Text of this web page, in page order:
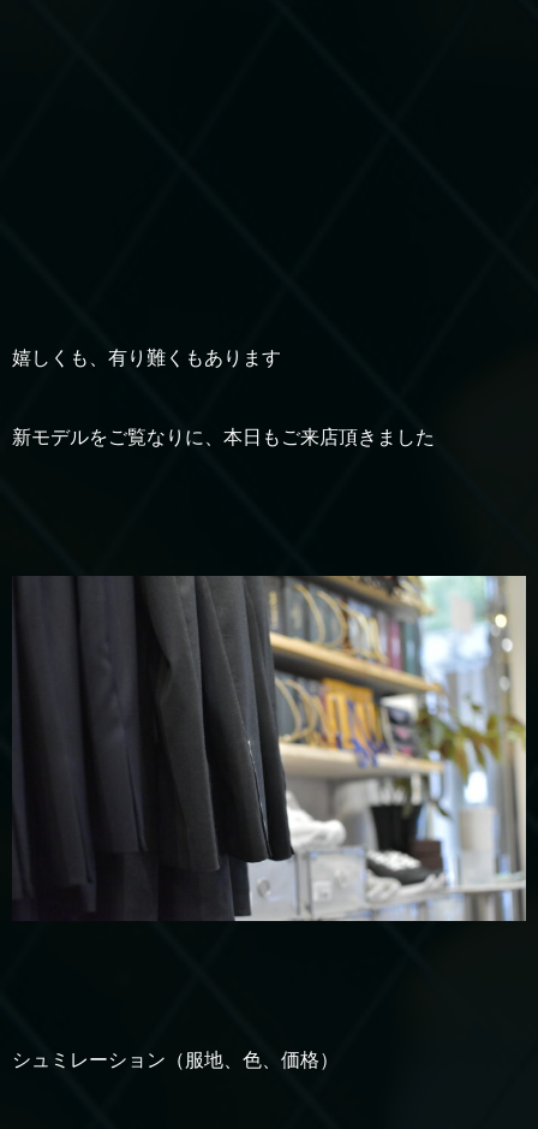
嬉しくも、有り難くもあります
新モデルをご覧なりに、本日もご来店頂きました
シュミレーション（服地、色、価格）